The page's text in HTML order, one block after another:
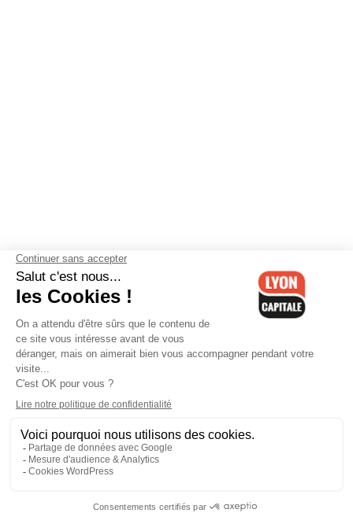
Contactez-nous-Mentions légales-CGV-Politique de
confidentialité-Gestion des cookies